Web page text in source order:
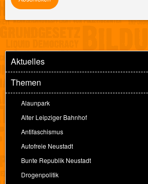
Aktuelles
Themen
Alaunpark
Alter Leipziger Bahnhof
Antifaschismus
Autofreie Neustadt
Bunte Republik Neustadt
Drogenpolitik